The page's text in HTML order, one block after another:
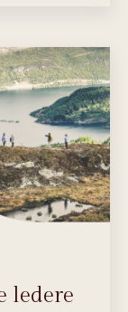
ledere